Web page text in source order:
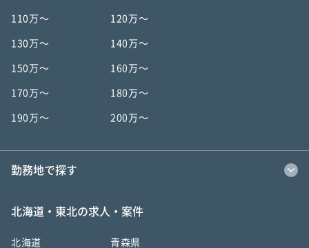
110万〜 120万〜
130万〜 140万〜
150万〜 160万〜
170万〜 180万〜
190万〜 200万〜
勤務地で探す
北海道・東北の求人・案件
北海道 青森県